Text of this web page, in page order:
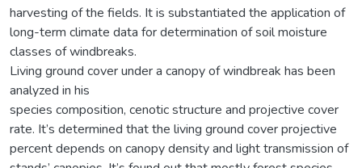
harvesting of the fields. It is substantiated the application of
long-term climate data for determination of soil moisture
classes of windbreaks.
Living ground cover under a canopy of windbreak has been
analyzed in his
species composition, cenotic structure and projective cover
rate. It’s determined that the living ground cover projective
percent depends on canopy density and light transmission of